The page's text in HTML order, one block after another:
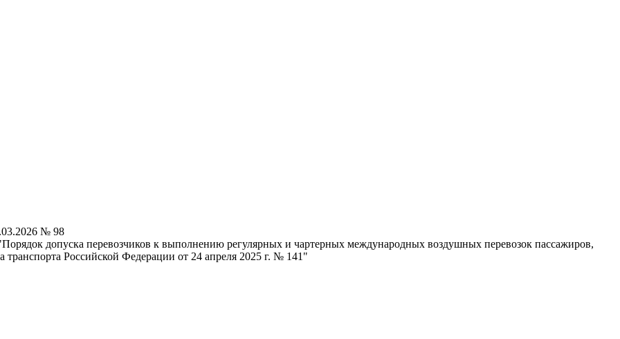
№ 98
допуска перевозчиков к выполнению регулярных и чартерных международных воздушных перевозок пассажиров,
Российской Федерации от 24 апреля 2025 г. № 141"